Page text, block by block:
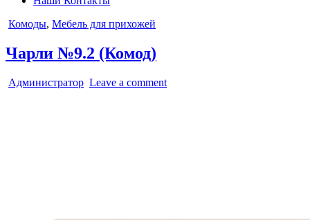
Опубликовано
Комоды, Мебель для прихожей
Чарли №9.2 (Комод)
Администратор Leave a comment